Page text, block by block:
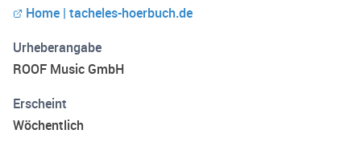
Home | tacheles-hoerbuch.de
Urheberangabe
ROOF Music GmbH
Erscheint
Wöchentlich